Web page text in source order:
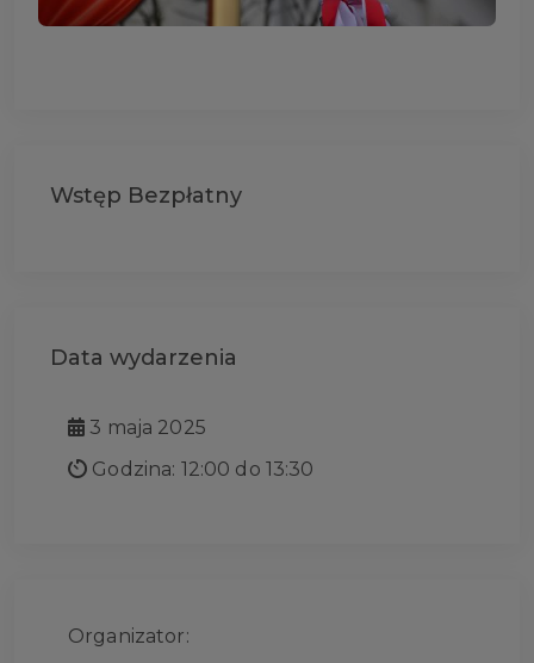
Wstęp Bezpłatny
Data wydarzenia
3 maja 2025
Godzina: 12:00 do 13:30
Organizator: